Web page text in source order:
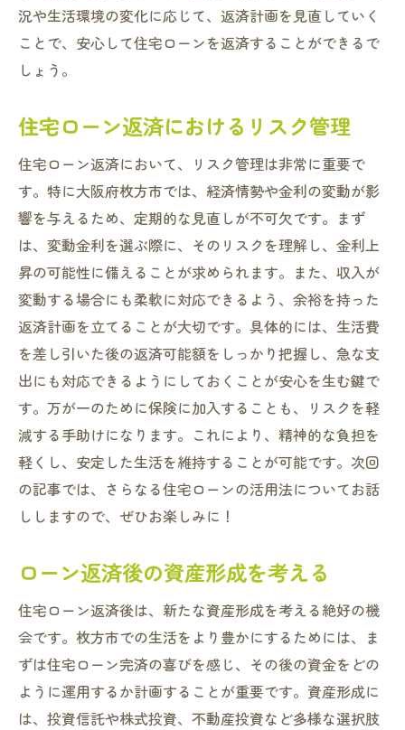
況や生活環境の変化に応じて、返済計画を見直していく
ことで、安心して住宅ローンを返済することができるで
しょう。
住宅ローン返済におけるリスク管理
住宅ローン返済において、リスク管理は非常に重要で
す。特に大阪府枚方市では、経済情勢や金利の変動が影
響を与えるため、定期的な見直しが不可欠です。まず
は、変動金利を選ぶ際に、そのリスクを理解し、金利上
昇の可能性に備えることが求められます。また、収入が
変動する場合にも柔軟に対応できるよう、余裕を持った
返済計画を立てることが大切です。具体的には、生活費
を差し引いた後の返済可能額をしっかり把握し、急な支
出にも対応できるようにしておくことが安心を生む鍵で
す。万が一のために保険に加入することも、リスクを軽
減する手助けになります。これにより、精神的な負担を
軽くし、安定した生活を維持することが可能です。次回
の記事では、さらなる住宅ローンの活用法についてお話
ししますので、ぜひお楽しみに！
ローン返済後の資産形成を考える
住宅ローン返済後は、新たな資産形成を考える絶好の機
会です。枚方市での生活をより豊かにするためには、ま
ずは住宅ローン完済の喜びを感じ、その後の資金をどの
ように運用するか計画することが重要です。資産形成に
は、投資信託や株式投資、不動産投資など多様な選択肢